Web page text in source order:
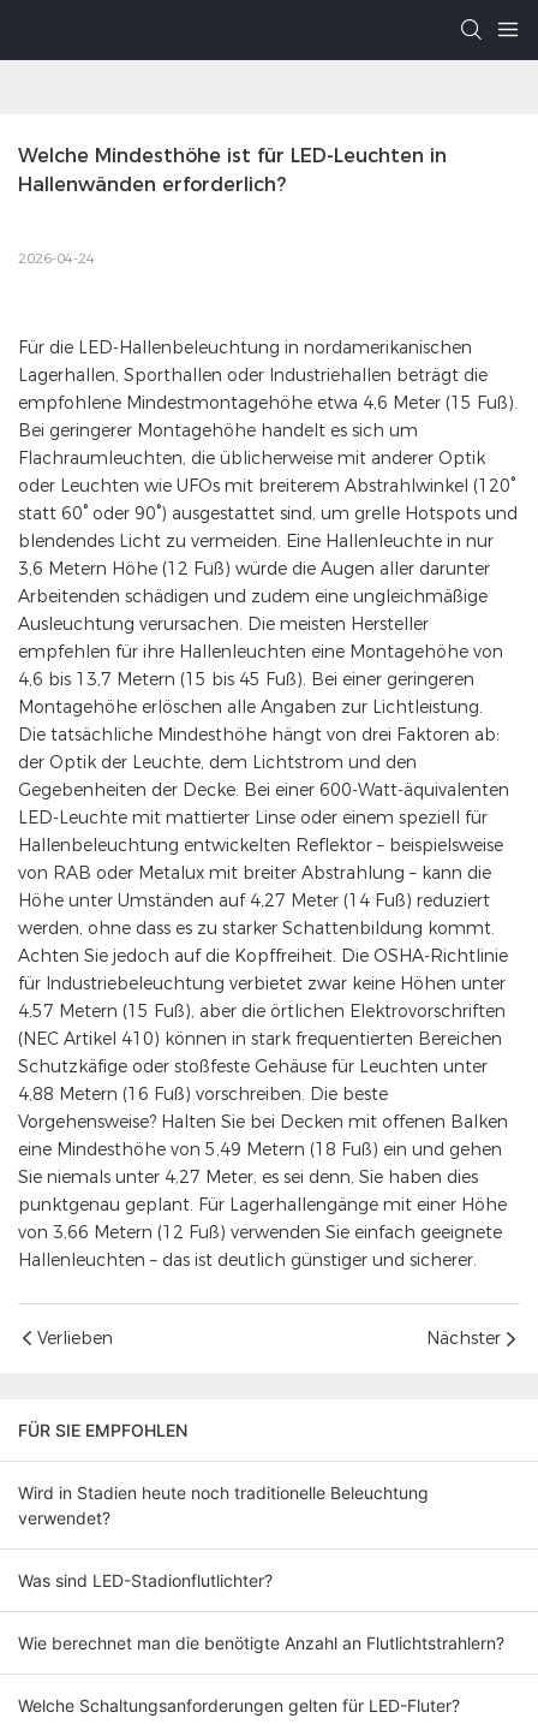
Welche Mindesthöhe ist für LED-Leuchten in
Hallenwänden erforderlich?
2026-04-24
Für die LED-Hallenbeleuchtung in nordamerikanischen
Lagerhallen, Sporthallen oder Industriehallen beträgt die
empfohlene Mindestmontagehöhe etwa 4,6 Meter (15 Fuß).
Bei geringerer Montagehöhe handelt es sich um
Flachraumleuchten, die üblicherweise mit anderer Optik
oder Leuchten wie UFOs mit breiterem Abstrahlwinkel (120°
statt 60° oder 90°) ausgestattet sind, um grelle Hotspots und
blendendes Licht zu vermeiden. Eine Hallenleuchte in nur
3,6 Metern Höhe (12 Fuß) würde die Augen aller darunter
Arbeitenden schädigen und zudem eine ungleichmäßige
Ausleuchtung verursachen. Die meisten Hersteller
empfehlen für ihre Hallenleuchten eine Montagehöhe von
4,6 bis 13,7 Metern (15 bis 45 Fuß). Bei einer geringeren
Montagehöhe erlöschen alle Angaben zur Lichtleistung.
Die tatsächliche Mindesthöhe hängt von drei Faktoren ab:
der Optik der Leuchte, dem Lichtstrom und den
Gegebenheiten der Decke. Bei einer 600-Watt-äquivalenten
LED-Leuchte mit mattierter Linse oder einem speziell für
Hallenbeleuchtung entwickelten Reflektor – beispielsweise
von RAB oder Metalux mit breiter Abstrahlung – kann die
Höhe unter Umständen auf 4,27 Meter (14 Fuß) reduziert
werden, ohne dass es zu starker Schattenbildung kommt.
Achten Sie jedoch auf die Kopffreiheit. Die OSHA-Richtlinie
für Industriebeleuchtung verbietet zwar keine Höhen unter
4,57 Metern (15 Fuß), aber die örtlichen Elektrovorschriften
(NEC Artikel 410) können in stark frequentierten Bereichen
Schutzkäfige oder stoßfeste Gehäuse für Leuchten unter
4,88 Metern (16 Fuß) vorschreiben. Die beste
Vorgehensweise? Halten Sie bei Decken mit offenen Balken
eine Mindesthöhe von 5,49 Metern (18 Fuß) ein und gehen
Sie niemals unter 4,27 Meter, es sei denn, Sie haben dies
punktgenau geplant. Für Lagerhallengänge mit einer Höhe
von 3,66 Metern (12 Fuß) verwenden Sie einfach geeignete
Hallenleuchten – das ist deutlich günstiger und sicherer.
Verlieben Nächster
FÜR SIE EMPFOHLEN
Wird in Stadien heute noch traditionelle Beleuchtung
verwendet?
Was sind LED-Stadionflutlichter?
Wie berechnet man die benötigte Anzahl an Flutlichtstrahlern?
Welche Schaltungsanforderungen gelten für LED-Fluter?